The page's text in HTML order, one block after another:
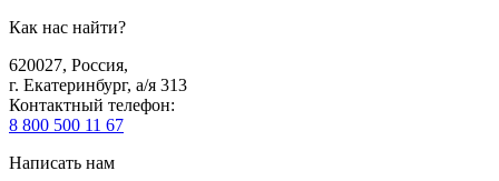
Как нас найти?
620027, Россия,
г. Екатеринбург, а/я 313
Контактный телефон:
8 800 500 11 67
Написать нам